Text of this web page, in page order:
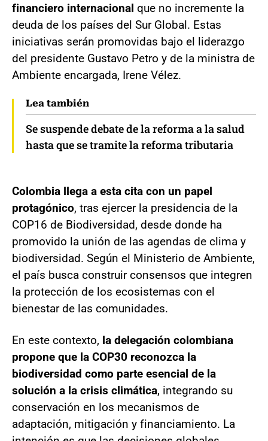
financiero internacional que no incremente la
deuda de los países del Sur Global. Estas
iniciativas serán promovidas bajo el liderazgo
del presidente Gustavo Petro y de la ministra de
Ambiente encargada, Irene Vélez.
Lea también
Se suspende debate de la reforma a la salud
hasta que se tramite la reforma tributaria
Colombia llega a esta cita con un papel
protagónico, tras ejercer la presidencia de la
COP16 de Biodiversidad, desde donde ha
promovido la unión de las agendas de clima y
biodiversidad. Según el Ministerio de Ambiente,
el país busca construir consensos que integren
la protección de los ecosistemas con el
bienestar de las comunidades.
En este contexto, la delegación colombiana
propone que la COP30 reconozca la
biodiversidad como parte esencial de la
solución a la crisis climática, integrando su
conservación en los mecanismos de
adaptación, mitigación y financiamiento. La